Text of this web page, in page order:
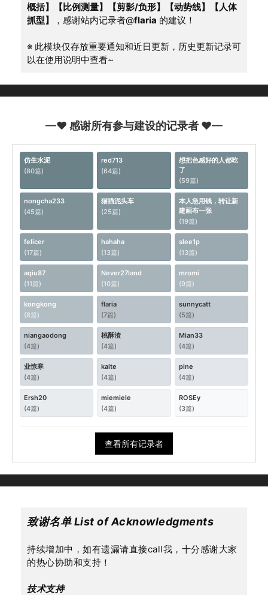
概括】【比例测量】【剪影/负形】【动势线】【人体
抓型】
，感谢站内记录者@flaria 的建议！
※ 此模块仅存放重要通知和近日更新，历史更新记录可
以在使用说明中查看~
—♥ 感谢所有参与建设的记录者 ♥—
仿生水泥
(80篇)
red713
(64篇)
想把色感好的人都吃
了
(59篇)
nongcha233
(45篇)
猫猫泥头车
(25篇)
本人急用钱，转让新
建画布一张
(19篇)
felicer
(17篇)
hahaha
(13篇)
slee1p
(13篇)
aqiu87
(11篇)
Never27land
(10篇)
mromi
(9篇)
kongkong
(8篇)
flaria
(7篇)
sunnycatt
(5篇)
niangaodong
(4篇)
桃酥渣
(4篇)
Mian33
(4篇)
业惊寒
(4篇)
kaite
(4篇)
pine
(4篇)
Ersh20
(4篇)
miemiele
(4篇)
ROSEy
(3篇)
查看所有记录者
致谢名单 List of Acknowledgments
持续增加中，如有遗漏请直接call我，十分感谢大家
的热心协助和支持！
技术支持